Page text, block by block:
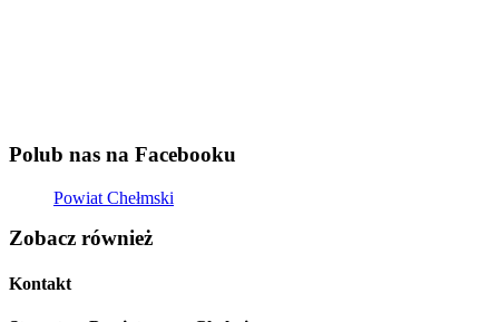
Polub nas na Facebooku
Powiat Chełmski
Zobacz również
Kontakt